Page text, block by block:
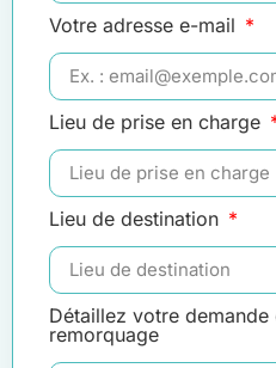
Votre adresse e-mail
Lieu de prise en charge
Lieu de destination
Détaillez votre
remorquage